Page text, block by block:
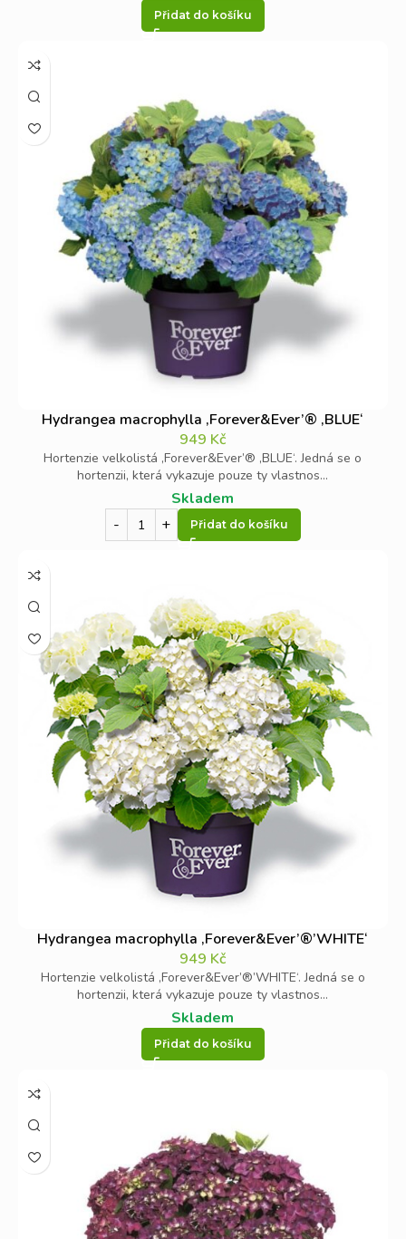
Přidat do košíku
Hydrangea macrophylla ‚Forever&Ever’® ‚BLUE‘
949 Kč
Hortenzie velkolistá ‚Forever&Ever’® ‚BLUE‘. Jedná se o
hortenzii, která vykazuje pouze ty vlastnos...
Skladem
Přidat do košíku
Hydrangea macrophylla ‚Forever&Ever’®’WHITE‘
949 Kč
Hortenzie velkolistá ‚Forever&Ever’®’WHITE‘. Jedná se o
hortenzii, která vykazuje pouze ty vlastnos...
Skladem
Přidat do košíku